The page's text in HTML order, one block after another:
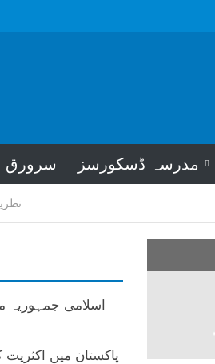
سرورق مدرسہ ڈسکورسز
اسلامی جمہوریہ
پاکستان میں